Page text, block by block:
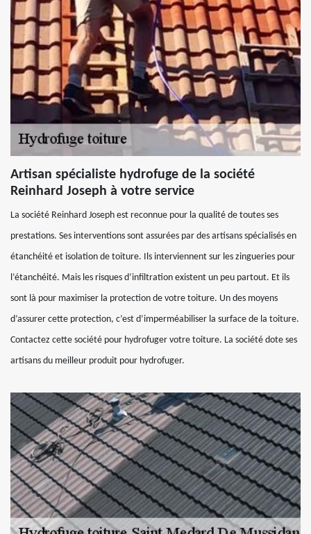
Artisan spécialiste hydrofuge de la société
Reinhard Joseph à votre service
La société Reinhard Joseph est reconnue pour la qualité de toutes ses
prestations. Ses interventions sont assurées par des artisans spécialisés en
étanchéité et isolation de toiture. Ils interviennent sur les zingueries pour
l’étanchéité. Mais les risques d’infiltration existent un peu partout. Et ils
sont là pour maximiser la protection de votre toiture. Un des moyens
d’assurer cette protection, c’est d’imperméabiliser la surface de la toiture.
Contactez cette société pour hydrofuger votre toiture. La société dote ses
artisans du meilleur produit pour hydrofuger.